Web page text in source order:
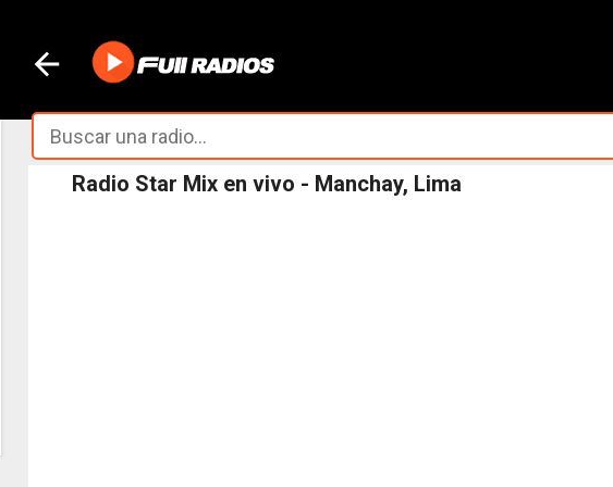
Radio Star Mix en vivo - Manchay, Lima